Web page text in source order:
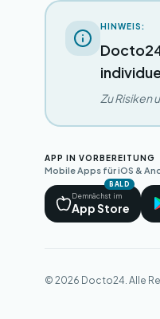
HINWEIS:
Zu Risiken
APP IN VORBEREITUNG
Mobile Apps für iOS &
BALD
Demnächst im
App Store
© 2026 Docto24. Alle